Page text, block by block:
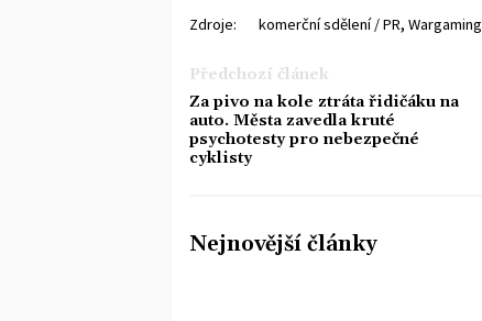
Zdroje: komerční sdělení / PR, Wargaming
Předchozí článek
Za pivo na kole ztráta řidičáku na
auto. Města zavedla kruté
psychotesty pro nebezpečné
cyklisty
Nejnovější články